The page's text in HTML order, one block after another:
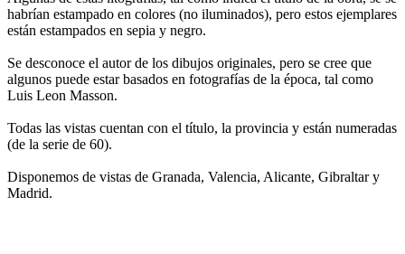
habrían estampado en colores (no iluminados), pero estos ejemplares
están estampados en sepia y negro.
Se desconoce el autor de los dibujos originales, pero se cree que
algunos puede estar basados en fotografías de la época, tal como
Luis Leon Masson.
Todas las vistas cuentan con el título, la provincia y están numeradas
(de la serie de 60).
Disponemos de vistas de Granada, Valencia, Alicante, Gibraltar y
Madrid.